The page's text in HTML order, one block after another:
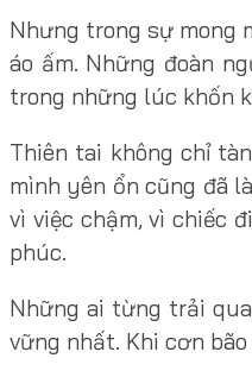
Nhưng trong sự mong
áo ấm. Những đoàn
trong những lúc khốn
Thiên tai không chỉ
mình yên ổn cũng đã
vì việc chậm, vì chiếc
phúc.
Những ai từng trải
vững nhất. Khi cơn